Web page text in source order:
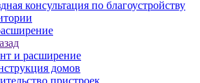
консультация по благоустройству
и расширение
домов
пристроек